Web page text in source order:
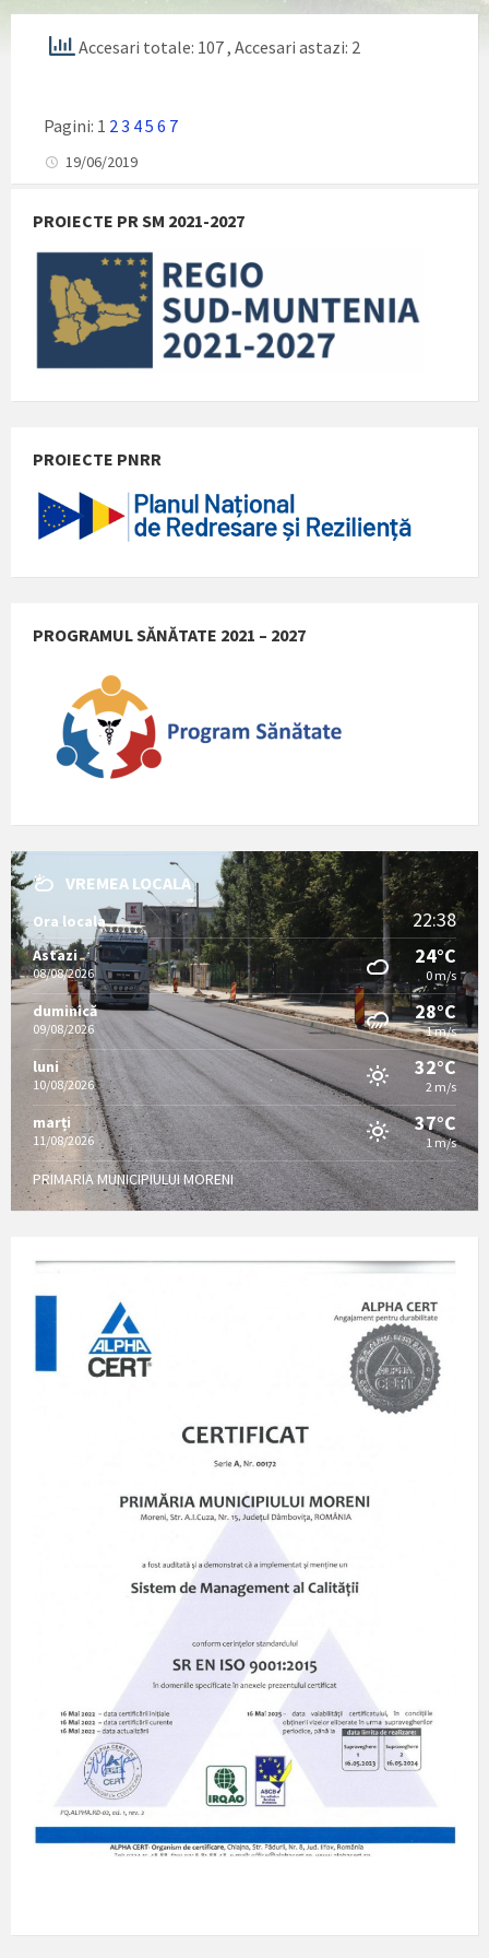
Accesari totale: 107, Accesari astazi: 2
Pagini: 1 2 3 45 6 7
19/06/2019
PROIECTE PR SM 2021-2027
PROIECTE PNRR
PROGRAMUL SĂNĂTATE 2021 – 2027
VREMEA LOCALA
Ora locala 22:38
Astazi
08/08/2026
24°C
0 m/s
duminică
09/08/2026
28°C
1 m/s
luni
10/08/2026
32°C
2 m/s
marți
11/08/2026
37°C
1 m/s
PRIMARIA MUNICIPIULUI MORENI